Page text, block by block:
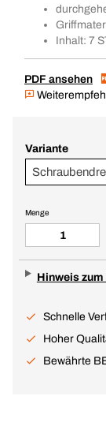
Inhalt: 7
PDF ansehen
Variante
Menge
Hinweis
Schnelle
Hoher
Bewährte